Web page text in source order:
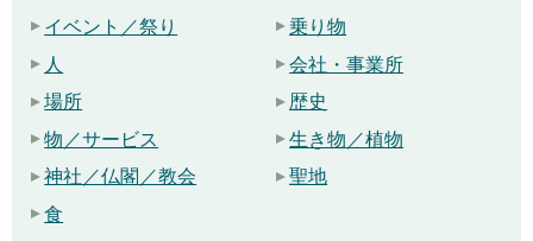
イベント／祭り
乗り物
人
会社・事業所
場所
歴史
物／サービス
生き物／植物
神社／仏閣／教会
聖地
食